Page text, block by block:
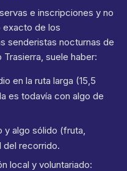
e inscripciones y no
exacto de los
senderistas nocturnas de
suele haber:
en la ruta larga (15,5
es todavía con algo de
y algo sólido (fruta,
del recorrido.
local y voluntariado: